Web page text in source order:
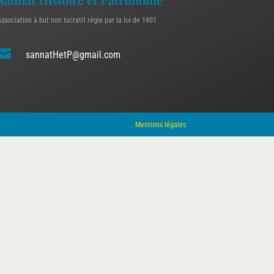
à but non lucratif régie par la loi de 1901
sannatHetP@gmail.com
Mentions légales